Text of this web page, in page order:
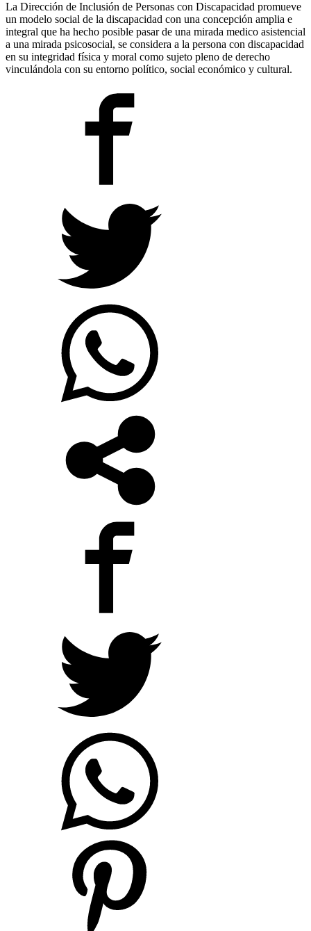
La Dirección de Inclusión de Personas con Discapacidad promueve
un modelo social de la discapacidad con una concepción amplia e
integral que ha hecho posible pasar de una mirada medico asistencial
a una mirada psicosocial, se considera a la persona con discapacidad
en su integridad física y moral como sujeto pleno de derecho
vinculándola con su entorno político, social económico y cultural.